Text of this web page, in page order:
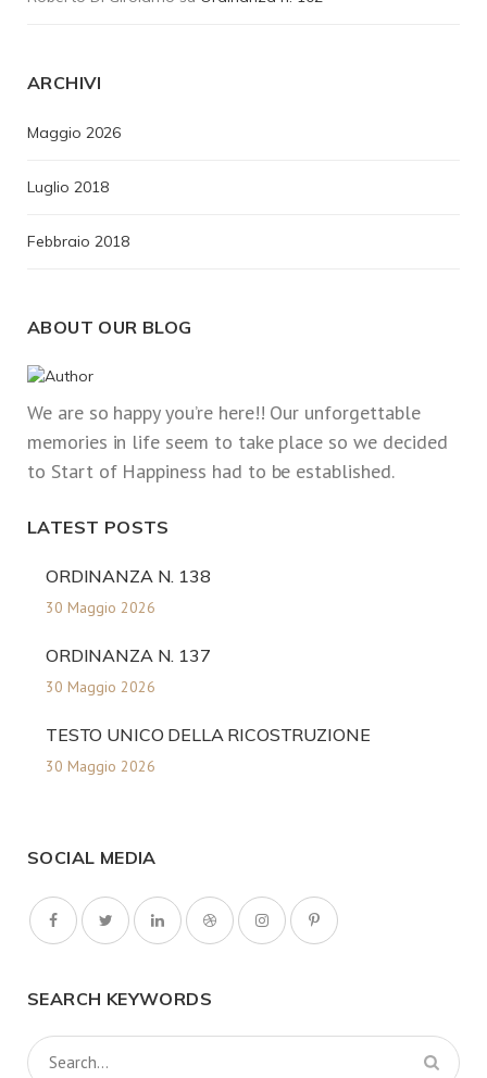
ARCHIVI
Maggio 2026
Luglio 2018
Febbraio 2018
ABOUT OUR BLOG
We are so happy you’re here!! Our unforgettable
memories in life seem to take place so we decided
to Start of Happiness had to be established.
LATEST POSTS
ORDINANZA N. 138
30 Maggio 2026
ORDINANZA N. 137
30 Maggio 2026
TESTO UNICO DELLA RICOSTRUZIONE
30 Maggio 2026
SOCIAL MEDIA
SEARCH KEYWORDS